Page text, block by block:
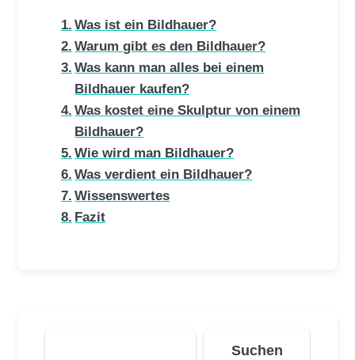
Was ist ein Bildhauer?
Warum gibt es den Bildhauer?
Was kann man alles bei einem
Bildhauer kaufen?
Was kostet eine Skulptur von einem
Bildhauer?
Wie wird man Bildhauer?
Was verdient ein Bildhauer?
Wissenswertes
Fazit
Suchen
Suchen